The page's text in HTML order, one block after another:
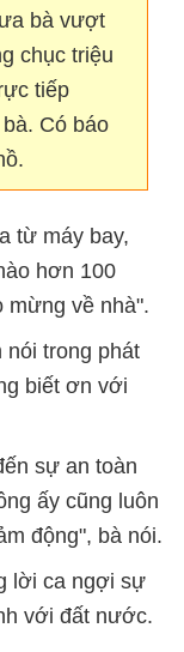
bà vượt
chục triệu
tiếp
Có báo
từ máy bay,
hơn 100
mừng về nhà".
nói trong phát
biết ơn với
sự an toàn
ấy cũng luôn
động", bà nói.
lời ca ngợi sự
với đất nước.